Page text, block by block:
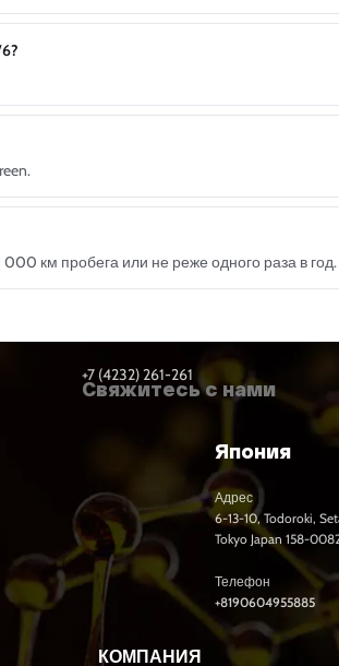
км пробега или не реже одного раза в год.
+7 (4232) 261-261
Свяжитесь с нами
Япония
Адрес
6-13-10, Todoroki,
Tokyo Japan 158-
Телефон
+8190604955885
КОМПАНИЯ